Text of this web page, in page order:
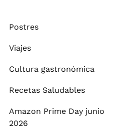
Postres
Viajes
Cultura gastronómica
Recetas Saludables
Amazon Prime Day junio
2026